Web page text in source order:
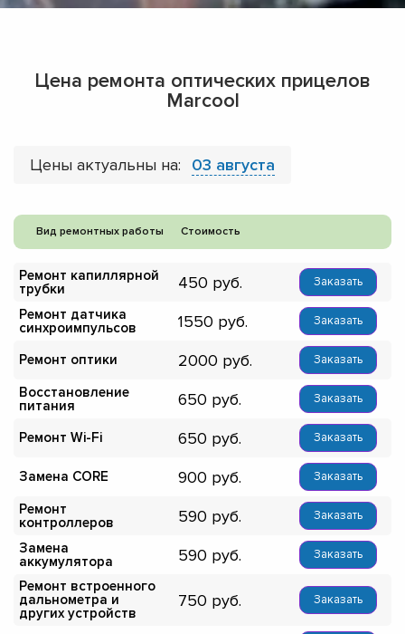
Цена ремонта оптических прицелов
Marcool
Цены актуальны на: 03 августа
Вид ремонтных работы Стоимость
Ремонт капиллярной
трубки
450 Заказать
Ремонт датчика
синхроимпульсов
1550 Заказать
Ремонт оптики 2000 Заказать
Восстановление
питания
650 Заказать
Ремонт Wi-Fi 650 Заказать
Замена CORE 900 Заказать
Ремонт
контроллеров
590 Заказать
Замена
аккумулятора
590 Заказать
Ремонт встроенного
дальнометра и
других устройств
750 Заказать